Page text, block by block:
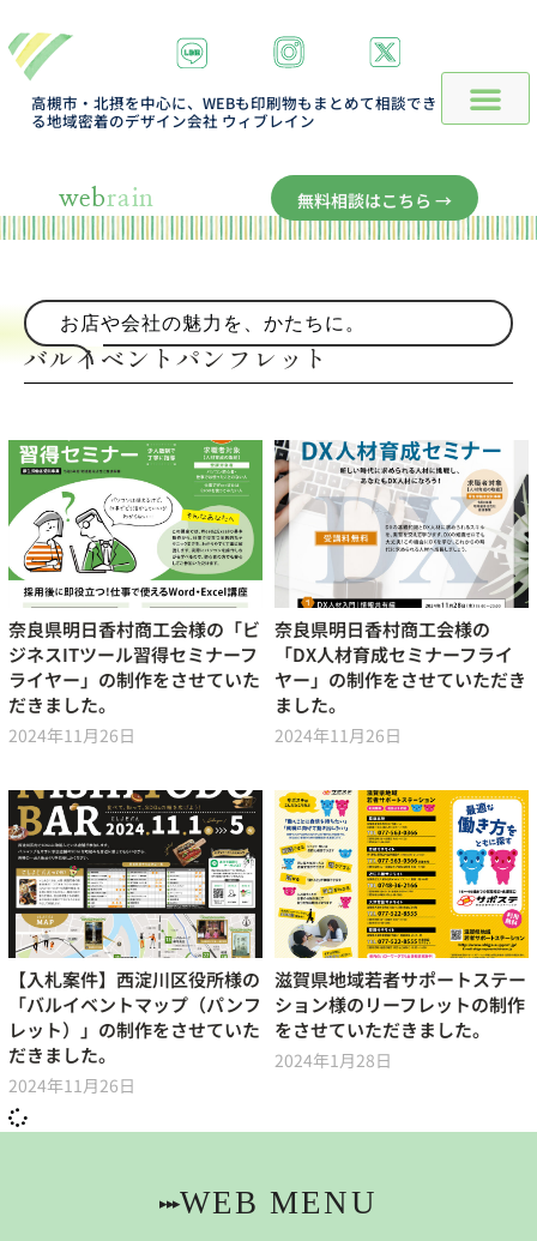
高槻市・北摂を中心に、WEBも印刷物もまとめて相談でき
る地域密着のデザイン会社 ウィブレイン
webrain 無料相談はこちら →
お店や会社の魅力を、かたちに。
バルイベントパンフレット
奈良県明日香村商工会様の「ビ
ジネスITツール習得セミナーフ
ライヤー」の制作をさせていた
だきました。
2024年11月26日
奈良県明日香村商工会様の
「DX人材育成セミナーフライ
ヤー」の制作をさせていただき
ました。
2024年11月26日
【入札案件】西淀川区役所様の
「バルイベントマップ（パンフ
レット）」の制作をさせていた
だきました。
2024年11月26日
滋賀県地域若者サポートステー
ション様のリーフレットの制作
をさせていただきました。
2024年1月28日
▸▸▸WEB MENU